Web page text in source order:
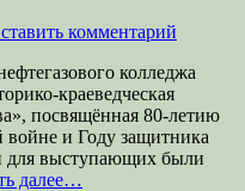
комментарий
колледжа
краеведческая
посвящённая 80-летию
и Году защитника
для выступающих были
далее…